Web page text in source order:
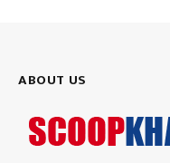
ABOUT US